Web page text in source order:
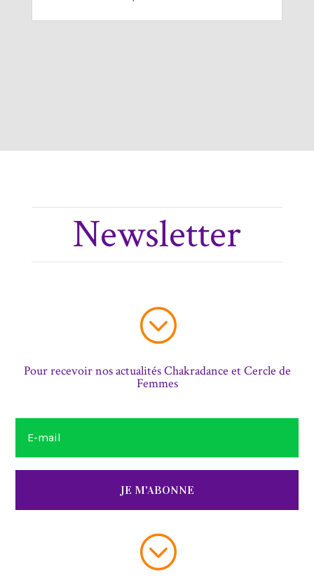
Newsletter
;
Pour recevoir nos actualités Chakradance et Cercle de
Femmes
JE M'ABONNE
;